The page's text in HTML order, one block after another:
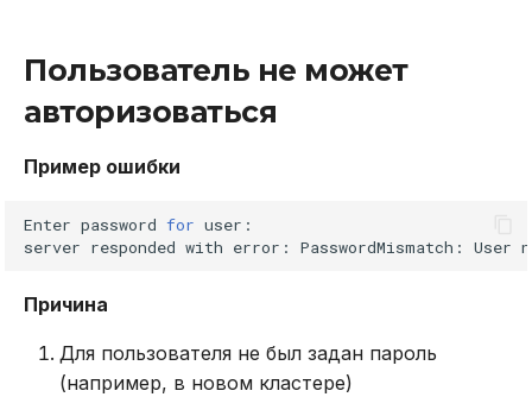
TRUNCATE TABLE
Пользователь не может
авторизоваться
Пример ошибки
Enter password for user:
server responded with error: PasswordMismatch: User
Причина
Для пользователя не был задан пароль
(например, в новом кластере)